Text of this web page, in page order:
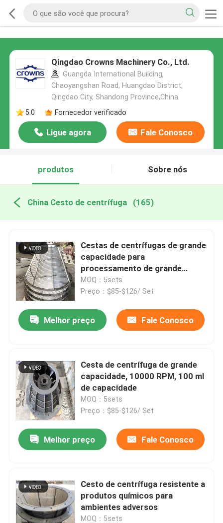
Qingdao Crowns Machinery Co., Ltd.
Guangda International Building,
Chaoyangshan Road, Huangdao District,
Qingdao City, Shandong Province,China
5.0
Fornecedor verificado
Ligue agora Fale Conosco
produtos Sobre nós
China Cesto de centrífuga (165)
Cestas de centrífugas de grande
capacidade para
processamento de grande
volume
MOQ：5sets
Preço：$85-$126/ Set
Melhor preço Fale Conosco
Cesta de centrífuga de grande
capacidade, 10000 RPM, 100 ml
de capacidade
MOQ：5sets
Preço：$85-$126/ Set
Melhor preço Fale Conosco
Cesto de centrífuga resistente a
produtos químicos para
ambientes adversos
MOQ：5sets